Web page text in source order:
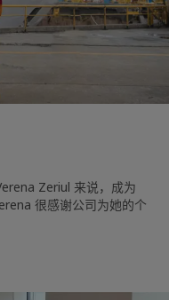
Zeriul 来说，成为
很感谢公司为她的个